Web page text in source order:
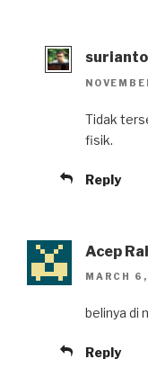
surianto
Tidak
fisik.
Reply
Acep
MARCH
belinya di
Reply